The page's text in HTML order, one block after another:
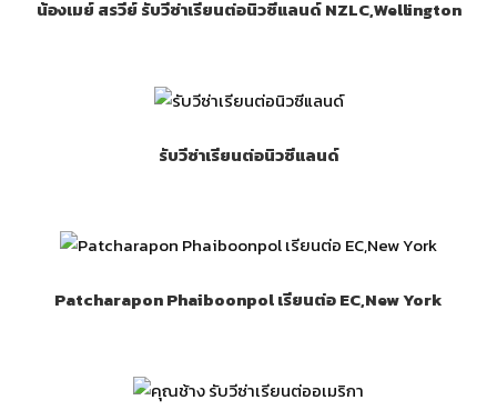
น้องเมย์ สรวีย์ รับวีซ่าเรียนต่อนิวซีแลนด์ NZLC,Wellington
รับวีซ่าเรียนต่อนิวซีแลนด์
Patcharapon Phaiboonpol เรียนต่อ EC,New York